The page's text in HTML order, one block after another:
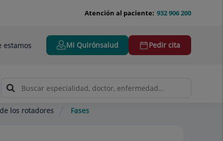
932 906 200
Atención al paciente:
estamos Mi Quirónsalud Pedir cita
los rotadores Fases